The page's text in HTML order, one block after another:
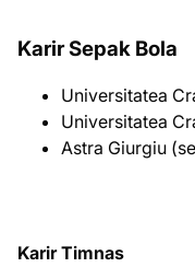
Karir Sepak Bola
Universitatea
Universitatea
Astra Giurgiu
Karir Timnas